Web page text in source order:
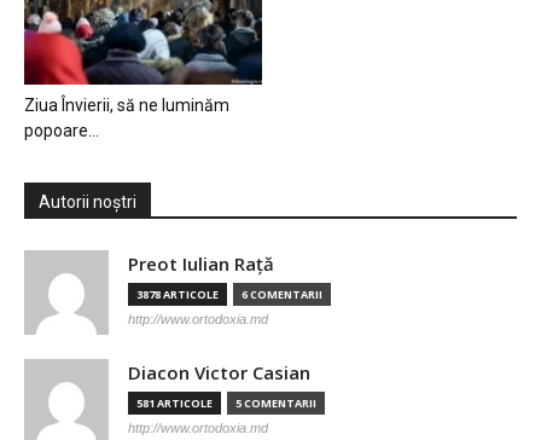
Ziua Învierii, să ne luminăm
popoare…
Autorii noștri
Preot Iulian Raţă
3878 ARTICOLE 6 COMENTARII
http://www.ortodoxia.md
Diacon Victor Casian
581 ARTICOLE 5 COMENTARII
http://www.ortodoxia.md